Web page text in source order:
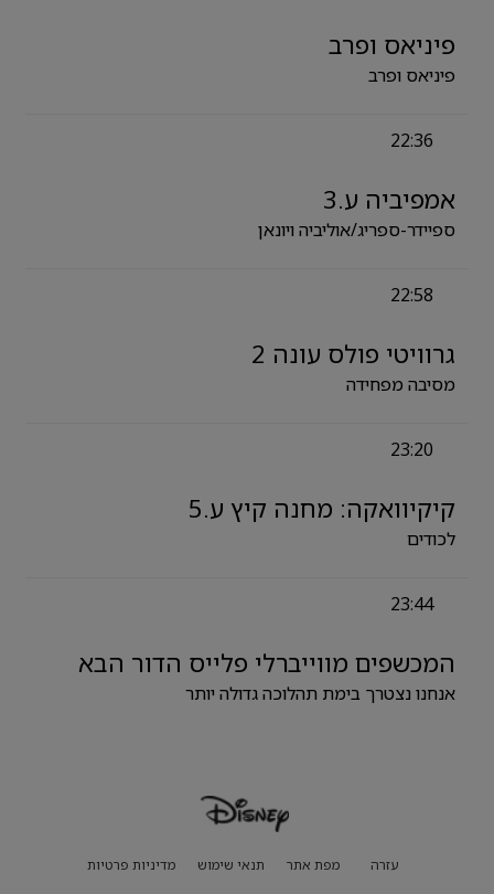
פיניאס ופרב
פיניאס ופרב
22:36
אמפיביה ע.3
ספיידר-ספריג/אוליביה ויונאן
22:58
גרוויטי פולס עונה 2
מסיבה מפחידה
23:20
קיקיוואקה: מחנה קיץ ע.5
לכודים
23:44
המכשפים מווייברלי פלייס הדור הבא
אנחנו נצטרך בימת תהלוכה גדולה יותר
עזרה מפת אתר תנאי שימוש מדיניות פרטיות